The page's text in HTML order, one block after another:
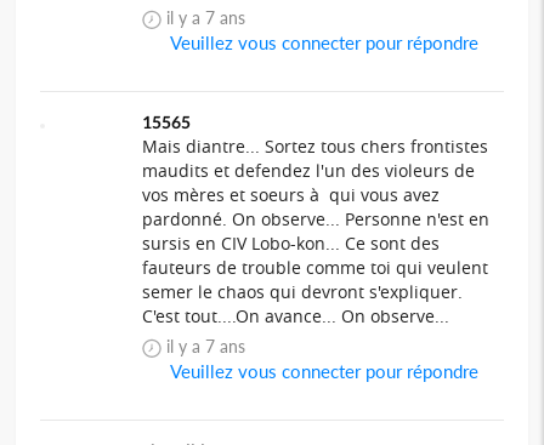
il y a 7 ans
Veuillez vous connecter pour répondre
15565
Mais diantre... Sortez tous chers frontistes
maudits et defendez l'un des violeurs de
vos mères et soeurs à qui vous avez
pardonné. On observe... Personne n'est en
sursis en CIV Lobo-kon... Ce sont des
fauteurs de trouble comme toi qui veulent
semer le chaos qui devront s'expliquer.
C'est tout....On avance... On observe...
il y a 7 ans
Veuillez vous connecter pour répondre